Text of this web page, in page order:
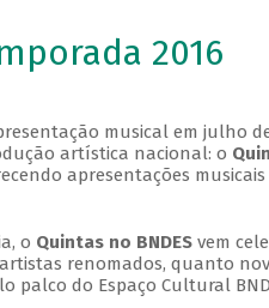
2016
musical em julho
artística nacional: o
apresentações
o Quintas no BNDESvem
renomados, quanto
palco do Espaço Cultural